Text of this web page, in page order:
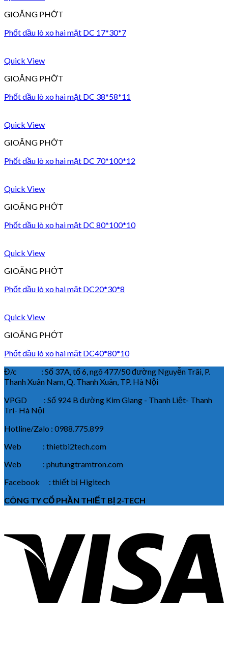
GIOĂNG PHỚT
Phốt dầu lò xo hai mặt DC 17*30*7
Quick View
GIOĂNG PHỚT
Phốt dầu lò xo hai mặt DC 38*58*11
Quick View
GIOĂNG PHỚT
Phốt dầu lò xo hai mặt DC 70*100*12
Quick View
GIOĂNG PHỚT
Phốt dầu lò xo hai mặt DC 80*100*10
Quick View
GIOĂNG PHỚT
Phốt dầu lò xo hai mặt DC20*30*8
Quick View
GIOĂNG PHỚT
Phốt dầu lò xo hai mặt DC40*80*10
Đ/c : Số 37A, tổ 6, ngõ 477/50 đường Nguyễn Trãi, P.
Thanh Xuân Nam, Q. Thanh Xuân, TP. Hà Nội
VPGD : Số 924 B đường Kim Giang - Thanh Liệt- Thanh
Trì- Hà Nội
Hotline/Zalo : 0988.775.899
Web : thietbi2tech.com
Web : phutungtramtron.com
Facebook : thiết bị Higitech
CÔNG TY CỔ PHẦN THIẾT BỊ 2-TECH